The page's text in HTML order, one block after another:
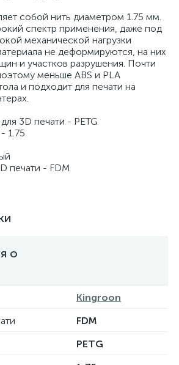
собой нить диаметром 1.75 мм.
спектр применения, даже под
механической нагрузки
не деформируются, на них
и участков разрушения. Почти
меньше ABS и PLA
и подходит для печати на
3D печати - PETG
1.75
печати - FDM
о
Kingroon
FDM
PETG